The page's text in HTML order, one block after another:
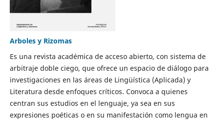
Arboles y Rizomas
Es una revista académica de acceso abierto, con sistema de
arbitraje doble ciego, que ofrece un espacio de diálogo para
investigaciones en las áreas de Lingüística (Aplicada) y
Literatura desde enfoques críticos. Convoca a quienes
centran sus estudios en el lenguaje, ya sea en sus
expresiones poéticas o en su manifestación como lengua en